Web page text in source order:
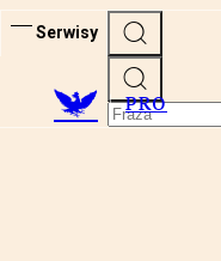
Serwisy
PRO